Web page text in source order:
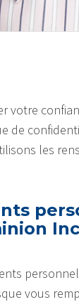
votre
de
les
vous